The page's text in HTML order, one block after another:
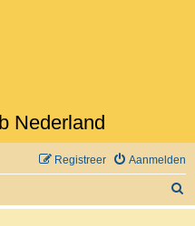
Nederland
Aanmelden
Registreer
o